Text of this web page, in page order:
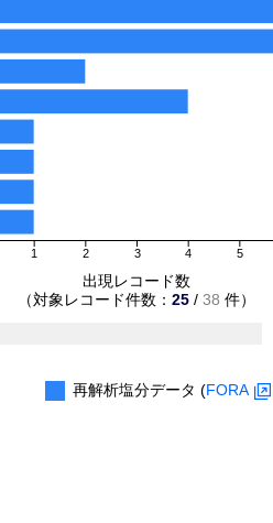
1 2 3 4 5
出現レコード数
（対象レコード件数： 25 / 38 件）
再解析塩分データ (FORA